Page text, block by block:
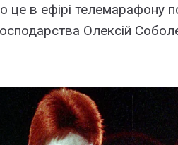
це в ефірі телемарафону
Олексій